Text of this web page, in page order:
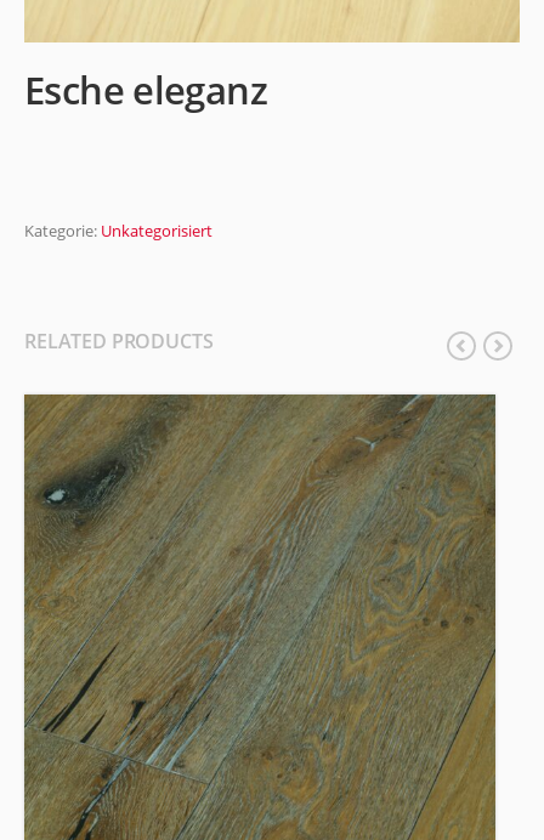
Esche eleganz
Kategorie: Unkategorisiert
RELATED PRODUCTS